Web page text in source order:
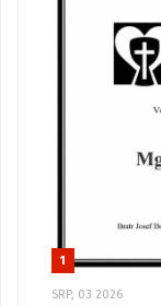
1
SRP, 03 2026